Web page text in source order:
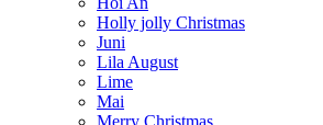
Holly jolly Christmas
Juni
Lila August
Lime
Mai
Merry Christmas